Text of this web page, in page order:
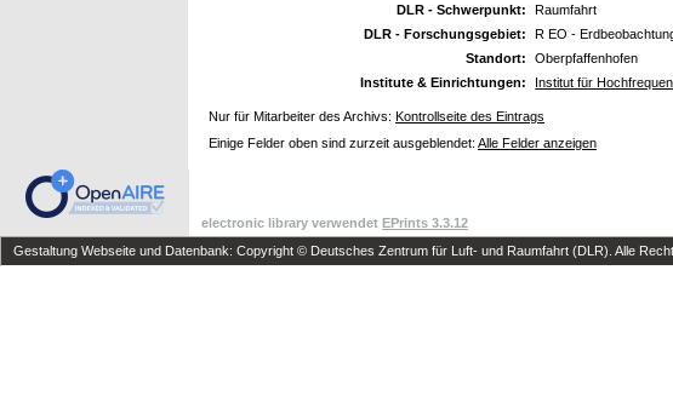
DLR - Schwerpunkt:
Raumfahrt
DLR - Forschungsgebiet:
R EO -
Standort:
Oberpfaffenhofen
Institute & Einrichtungen:
Institut für
Nur für Mitarbeiter des Archivs: Kontrollseite des Eintrags
Einige Felder oben sind zurzeit ausgeblendet: Alle Felder anzeigen
electronic library verwendet EPrints 3.3.12
Gestaltung Webseite und Datenbank: Copyright © Deutsches Zentrum für Luft- und Raumfahrt (DLR). Alle